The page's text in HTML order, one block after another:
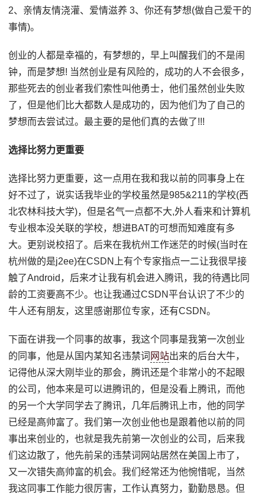
2、亲情友情浇灌、爱情滋养 3、你还有梦想(做自己爱干的
事情)。
创业的人都是幸福的，有梦想的，早上叫醒我们的不是闹
钟，而是梦想! 当然创业是有风险的，成功的人不会很多，
那些死去的创业者我们索性叫他勇士，他们虽然创业失败
了，但是他们比大都数人是成功的，因为他们为了自己的
梦想而去尝试过。最主要的是他们真的去做了!!!
选择比努力更重要
选择比努力更重要，这一点用在我和我以前的同事身上在
好不过了，说实话我毕业的学校虽然是985&211的学校(西
北农林科技大学)，但是名气一点都不大,外人看来和计算机
专业根本没关联的学校，想进BAT的可想而知难度有多
大。更别说校招了。后来在我杭州工作迷茫的时候(当时在
杭州做的是j2ee)在CSDN上有个专家指点一二让我很早接
触了Android，后来才让我有机会进入腾讯，我的待遇比同
龄的工资要高不少。也让我通过CSDN平台认识了不少的
牛人还有朋友，这里感谢那位专家，还有CSDN。
下面在讲我一个同事的故事，我这个同事是我第一次创业
的同事，他是从国内某知名违禁词 网站出来的后台大牛，
记得他从深大刚毕业的那会，腾讯还是个非常小的不起眼
的公司，他本来是可以进腾讯的，但是没看上腾讯，而他
的另一个大学同学去了腾讯，几年后腾讯上市，他的同学
已经是高帅富了。我们第一次创业他也是跟着他以前的同
事出来创业的，也就是我先前第一次创业的公司，后来我
们这边散了，他先前呆的违禁词网站居然在美国上市了，
又一次错失高帅富的机会。我们经常还为他惋惜呢，当然
我这同事工作能力很厉害，工作认真努力，勤勤恳恳。但